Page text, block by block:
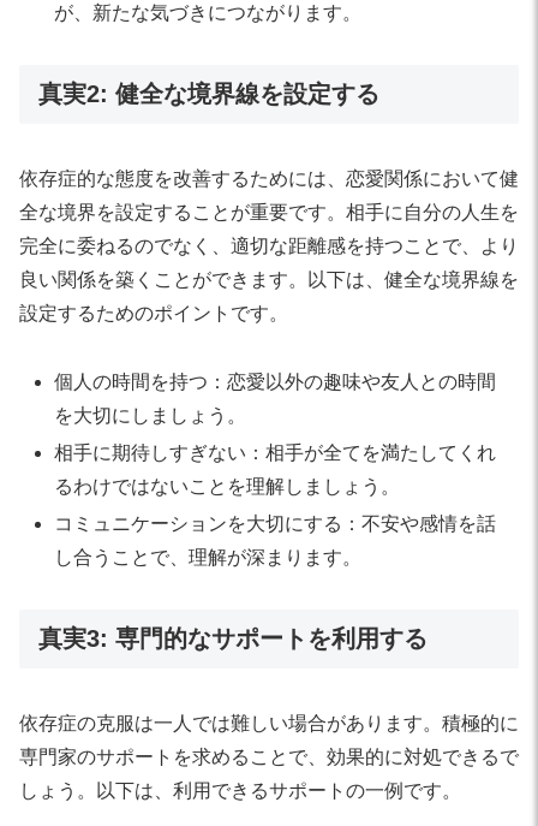
が、新たな気づきにつながります。
真実2: 健全な境界線を設定する
依存症的な態度を改善するためには、恋愛関係において健
全な境界を設定することが重要です。相手に自分の人生を
完全に委ねるのでなく、適切な距離感を持つことで、より
良い関係を築くことができます。以下は、健全な境界線を
設定するためのポイントです。
個人の時間を持つ：恋愛以外の趣味や友人との時間
を大切にしましょう。
相手に期待しすぎない：相手が全てを満たしてくれ
るわけではないことを理解しましょう。
コミュニケーションを大切にする：不安や感情を話
し合うことで、理解が深まります。
真実3: 専門的なサポートを利用する
依存症の克服は一人では難しい場合があります。積極的に
専門家のサポートを求めることで、効果的に対処できるで
しょう。以下は、利用できるサポートの一例です。